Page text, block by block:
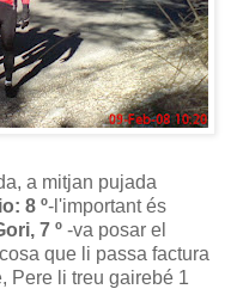
a mitjan pujada
8 º-l'important és
7 º -va posar el
que li passa factura
Pere li treu gairebé 1